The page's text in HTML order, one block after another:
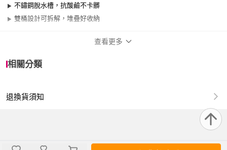
不鏽鋼脫水槽，抗酸鹼不卡髒
雙桶設計可拆解，堆疊好收納
適用於
查看更多
相關分類
退換貨須知